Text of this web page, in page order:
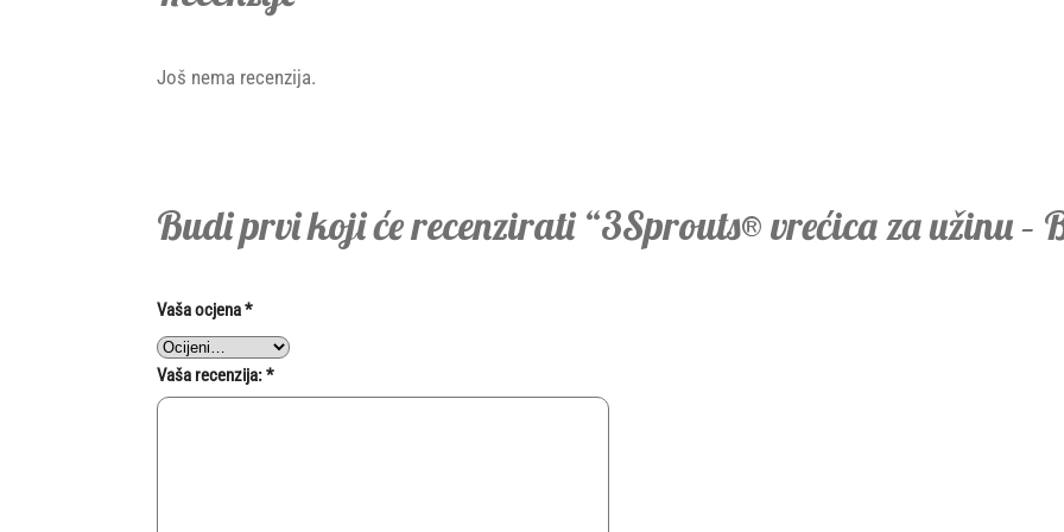
Još nema recenzija.
Budi prvi koji će recenzirati “3Sprouts® vrećica za užinu –
Vaša ocjena*
Vaša recenzija:*